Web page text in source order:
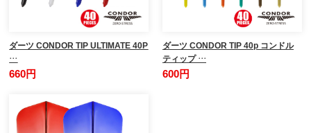
ダーツ CONDOR TIP ULTIMATE 40P
…
660円
ダーツ CONDOR TIP 40p コンドル
ティップ …
600円